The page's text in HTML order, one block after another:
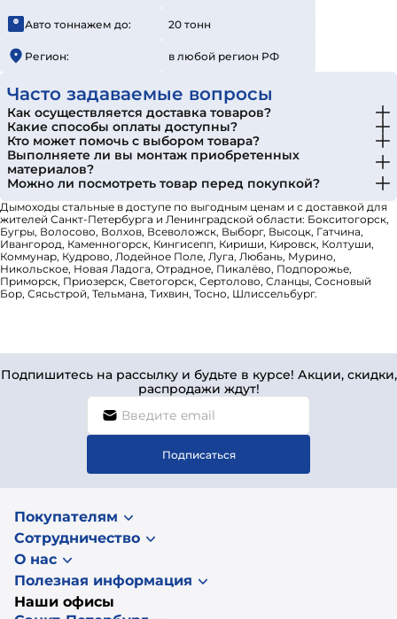
Авто тоннажем до: 20 тонн
Регион: в любой регион РФ
Часто задаваемые вопросы
Как осуществляется доставка товаров?
Какие способы оплаты доступны?
Кто может помочь с выбором товара?
Выполняете ли вы монтаж приобретенных
материалов?
Можно ли посмотреть товар перед покупкой?
Дымоходы стальные в доступе по выгодным ценам и с доставкой для
жителей Санкт-Петербурга и Ленинградской области: Бокситогорск,
Бугры, Волосово, Волхов, Всеволожск, Выборг, Высоцк, Гатчина,
Ивангород, Каменногорск, Кингисепп, Кириши, Кировск, Колтуши,
Коммунар, Кудрово, Лодейное Поле, Луга, Любань, Мурино,
Никольское, Новая Ладога, Отрадное, Пикалёво, Подпорожье,
Приморск, Приозерск, Светогорск, Сертолово, Сланцы, Сосновый
Бор, Сясьстрой, Тельмана, Тихвин, Тосно, Шлиссельбург.
Подпишитесь на рассылку и будьте в курсе! Акции, скидки,
распродажи ждут!
Подписаться
Покупателям
Сотрудничество
О нас
Полезная информация
Наши офисы